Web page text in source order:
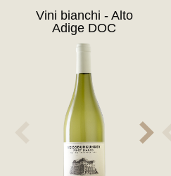
Vini bianchi - Alto
Adige DOC